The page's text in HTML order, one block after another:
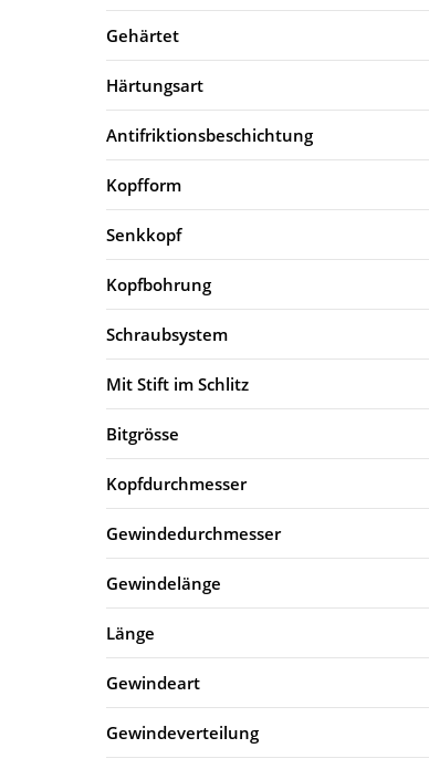
Gehärtet
Härtungsart
Antifriktionsbeschichtung
Kopfform
Senkkopf
Kopfbohrung
Schraubsystem
Mit Stift im Schlitz
Bitgrösse
Kopfdurchmesser
Gewindedurchmesser
Gewindelänge
Länge
Gewindeart
Gewindeverteilung